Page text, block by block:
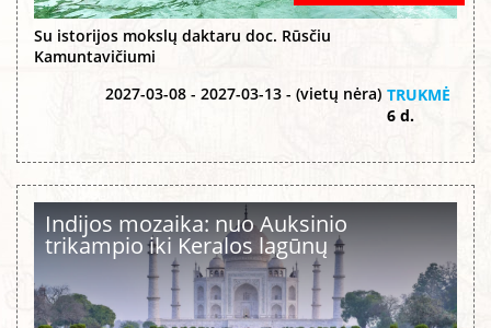
Su istorijos mokslų daktaru doc. Rūsčiu
Kamuntavičiumi
2027-03-08 - 2027-03-13 - (vietų nėra) TRUKMĖ
6 d.
Indijos mozaika: nuo Auksinio
trikampio iki Keralos lagūnų